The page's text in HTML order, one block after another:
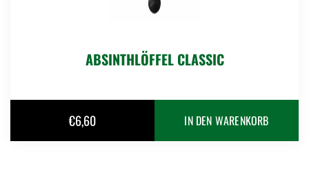
ABSINTHLÖFFEL CLASSIC
€6,60 IN DEN WARENKORB